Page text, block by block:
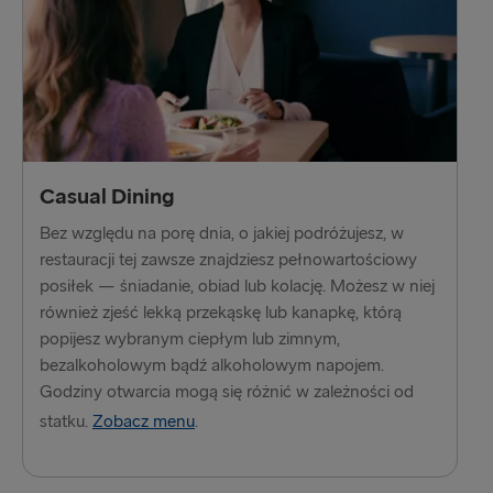
Lipawa → Travemünde
Frederikshavn → Göteborg
Travemünde → Lipawa
DO WIELKIEJ BRYTANII I IRLANDII
Hoek van Holland → Harwich
Cairnryan → Belfast
Fishguard → Rosslare
Belfast → Liverpool
Dublin → Holyhead
Harwich → Hoek van Holland
Belfast → Cairnryan
Casual Dining
Bez względu na porę dnia, o jakiej podróżujesz, w
restauracji tej zawsze znajdziesz pełnowartościowy
posiłek — śniadanie, obiad lub kolację. Możesz w niej
również zjeść lekką przekąskę lub kanapkę, którą
popijesz wybranym ciepłym lub zimnym,
bezalkoholowym bądź alkoholowym napojem.
Godziny otwarcia mogą się różnić w zależności od
statku. Zobacz menu.